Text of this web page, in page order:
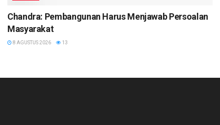
Chandra: Pembangunan Harus Menjawab Persoalan
Masyarakat
8 AGUSTUS 2026 13